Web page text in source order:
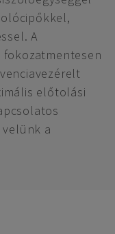
A
fokozatmentesen
előtolási
a